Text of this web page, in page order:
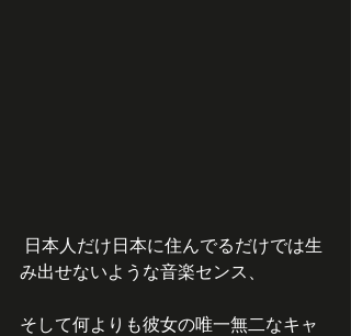
み出せないような音楽センス、
そして何よりも彼女の唯一無二なキャ